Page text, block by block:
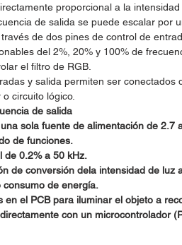
proporcional a la
de salida se puede escalar por
de dos pines de control de
del 2%, 20% y 100% de
el filtro de RGB.
y salida permiten ser conectados
circuito lógico.
de salida
sola fuente de alimentación de 2.7
de funciones.
de 0.2% a 50 kHz.
de conversión dela intensidad de luz
consumo de energía.
en el PCB para iluminar el objeto a
con un microcontrolador